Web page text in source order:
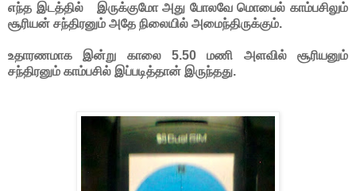
எந்த இடத்தில் இருக்குமோ அது போலவே மொபைல் காம்பசிலும்
சூரியன் சந்திரனும் அதே நிலையில் அமைந்திருக்கும்.
உதாரணமாக இன்று காலை 5.50 மணி அளவில் சூரியனும்
சந்திரனும் காம்பசில் இப்படித்தான் இருந்தது.